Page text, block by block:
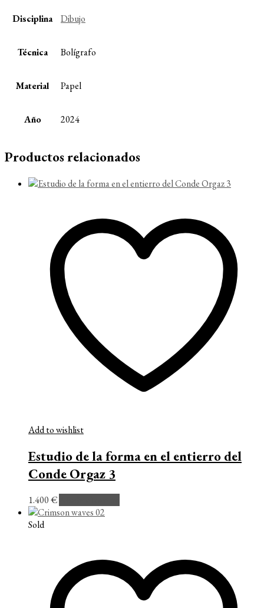
Disciplina Dibujo
Técnica Bolígrafo
Material Papel
Año 2024
Productos relacionados
Add to wishlist
Estudio de la forma en el entierro del
Conde Orgaz 3
1.400€
Sold